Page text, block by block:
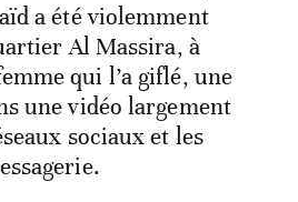
a été violemment
Al Massira, à
qui l’a giflé, une
une vidéo largement
sociaux et les